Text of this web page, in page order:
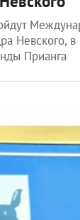
Невского,
Прианга